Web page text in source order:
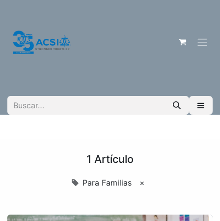
1 Artículo
Para Familias ×